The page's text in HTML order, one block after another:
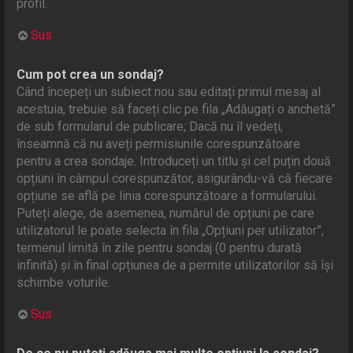
profil.
Sus
Cum pot crea un sondaj?
Când începeți un subiect nou sau editați primul mesaj al
acestuia, trebuie să faceți clic pe fila „Adăugați o anchetă”
de sub formularul de publicare; Dacă nu îl vedeți,
înseamnă că nu aveți permisiunile corespunzătoare
pentru a crea sondaje. Introduceți un titlu și cel puțin două
opțiuni în câmpul corespunzător, asigurându-vă că fiecare
opțiune se află pe linia corespunzătoare a formularului.
Puteți alege, de asemenea, numărul de opțiuni pe care
utilizatorul le poate selecta în fila „Opțiuni per utilizator”,
termenul limită în zile pentru sondaj (0 pentru durată
infinită) și în final opțiunea de a permite utilizatorilor să își
schimbe voturile.
Sus